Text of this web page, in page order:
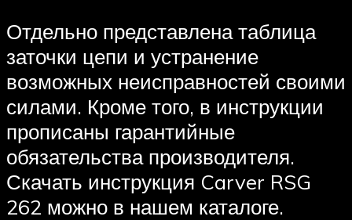
Отдельно представлена таблица
заточки цепи и устранение
возможных неисправностей своими
силами. Кроме того, в инструкции
прописаны гарантийные
обязательства производителя.
Скачать инструкция Carver RSG
262 можно в нашем каталоге.